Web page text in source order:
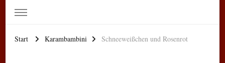
Start Karambambini Schneeweißchen und Rosenrot